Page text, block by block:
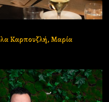
Καρπουζλή, Μαρία